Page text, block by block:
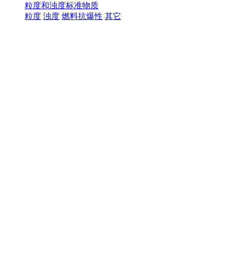
粒度和浊度标准物质
粒度 浊度 燃料抗爆性 其它